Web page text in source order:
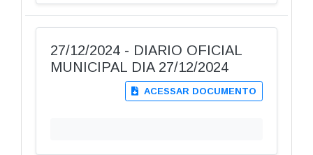
27/12/2024 - DIARIO OFICIAL
MUNICIPAL DIA 27/12/2024
ACESSAR DOCUMENTO